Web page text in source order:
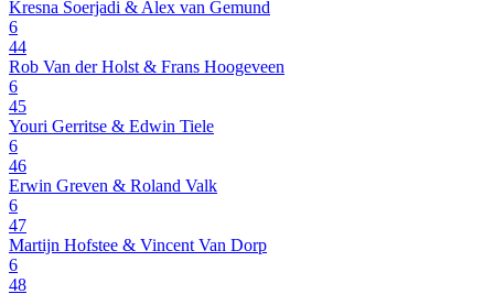
Kresna Soerjadi & Alex van Gemund
6
44
Rob Van der Holst & Frans Hoogeveen
6
45
Youri Gerritse & Edwin Tiele
6
46
Erwin Greven & Roland Valk
6
47
Martijn Hofstee & Vincent Van Dorp
6
48